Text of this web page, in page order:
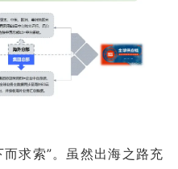
求索”。虽然出海之路充